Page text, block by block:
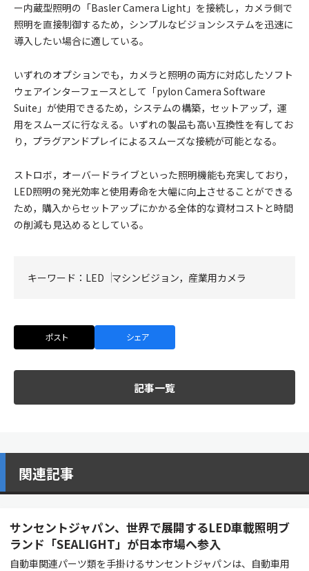
ー内蔵型照明の「Basler Camera Light」を接続し，カメラ側で
照明を直接制御するため，シンプルなビジョンシステムを迅速に
導入したい場合に適している。
いずれのオプションでも，カメラと照明の両方に対応したソフト
ウェアインターフェースとして「pylon Camera Software
Suite」が使用できるため，システムの構築，セットアップ，運
用をスムーズに行なえる。いずれの製品も高い互換性を有してお
り，プラグアンドプレイによるスムーズな接続が可能となる。
ストロボ，オーバードライブといった照明機能も充実しており，
LED照明の発光効率と使用寿命を大幅に向上させることができる
ため，購入からセットアップにかかる全体的な資材コストと時間
の削減も見込めるとしている。
キーワード： LED マシンビジョン，産業用カメラ
ポスト シェア
記事一覧
関連記事
サンセントジャパン、世界で展開するLED車載照明ブ
ランド「SEALIGHT」が日本市場へ参入
自動車関連パーツ類を手掛けるサンセントジャパンは、自動車用